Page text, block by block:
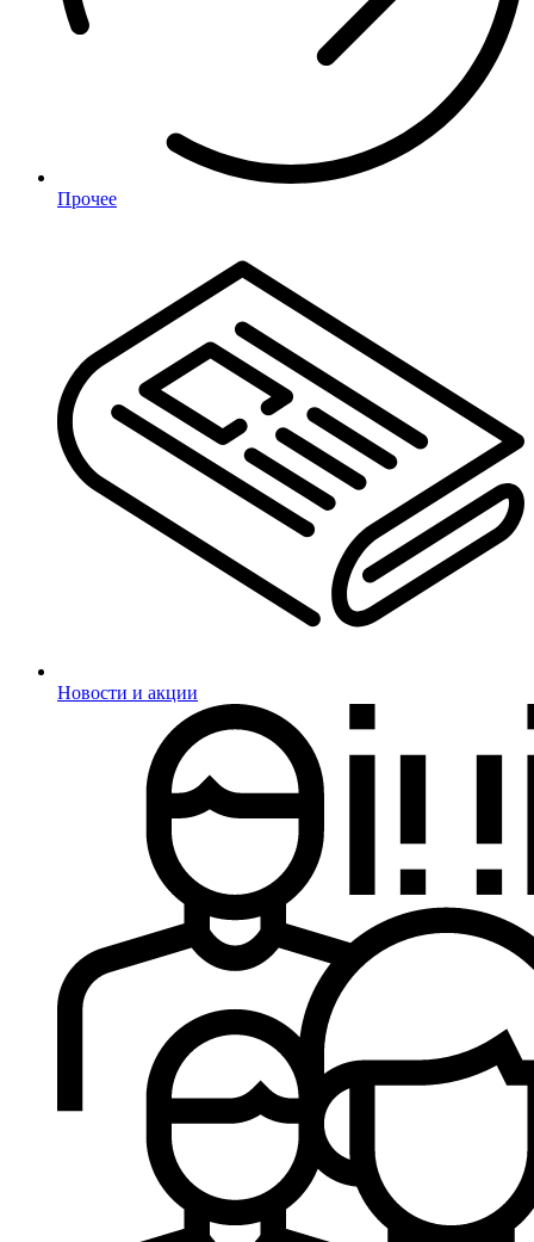
Прочее
Новости и акции